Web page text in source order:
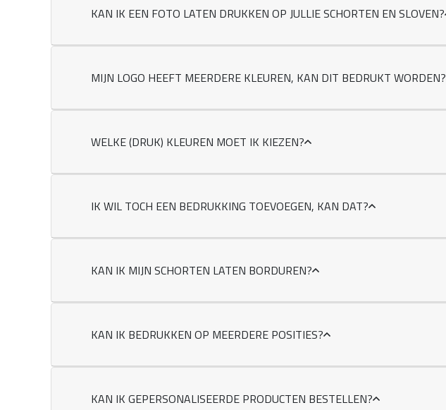
KAN IK EEN FOTO LATEN DRUKKEN OP JULLIE SCHORTEN EN SLOVEN?
MIJN LOGO HEEFT MEERDERE KLEUREN, KAN DIT BEDRUKT WORDEN?
WELKE (DRUK) KLEUREN MOET IK KIEZEN?
IK WIL TOCH EEN BEDRUKKING TOEVOEGEN, KAN DAT?
KAN IK MIJN SCHORTEN LATEN BORDUREN?
KAN IK BEDRUKKEN OP MEERDERE POSITIES?
KAN IK GEPERSONALISEERDE PRODUCTEN BESTELLEN?